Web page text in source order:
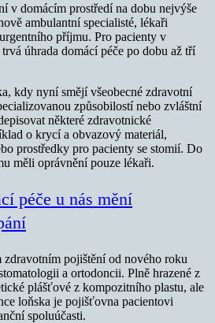
v domácím prostředí na dobu nejvýše
ambulantní specialisté, lékaři
příjmu. Pro pacienty v
úhrada domácí péče po dobu až tří
kdy nyní smějí všeobecné zdravotní
způsobilostí nebo zvláštní
některé zdravotnické
o krycí a obvazový materiál,
prostředky pro pacienty se stomií. Do
měli oprávnění pouze lékaři.
péče u nás mění
zdravotním pojištění od nového roku
a ortodoncii. Plně hrazené z
plášťové z kompozitního plastu, ale
loňska je pojišťovna pacientovi
spoluúčasti.